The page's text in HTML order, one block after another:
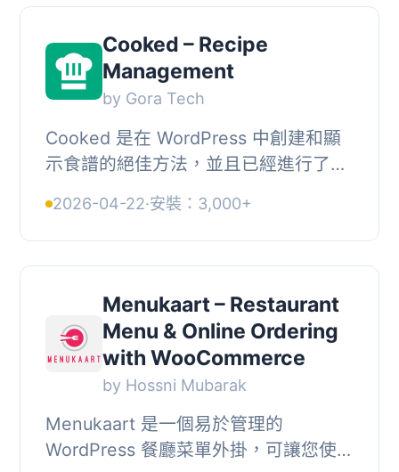
Cooked – Recipe
Management
by Gora Tech
Cooked 是在 WordPress 中創建和顯
示食譜的絕佳方法，並且已經進行了
時器、可打印食譜等等。請查看下面的
完整列表。, 請...
2026-04-22·安裝：3,000+
Menukaart – Restaurant
Menu & Online Ordering
with WooCommerce
by Hossni Mubarak
Menukaart 是一個易於管理的
WordPress 餐廳菜單外掛，可讓您使用